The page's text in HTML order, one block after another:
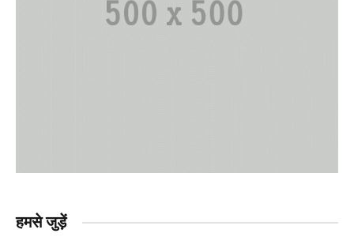
हमसे जुड़ें